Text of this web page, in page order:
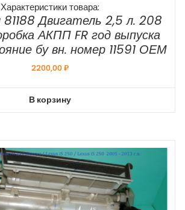
Характеристики товара:
Двигатель 2,5 л. 208
АКПП FR год выпуска
бу вн. номер 11591 ОЕМ
2200,00₽
В корзину